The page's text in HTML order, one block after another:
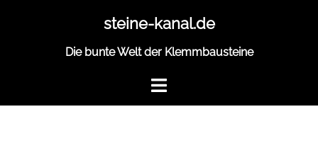
steine-kanal.de
Die bunte Welt der Klemmbausteine